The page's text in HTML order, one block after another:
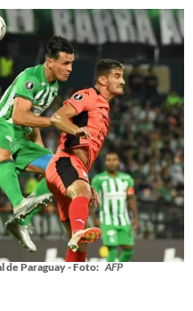
de Paraguay - Foto: AFP